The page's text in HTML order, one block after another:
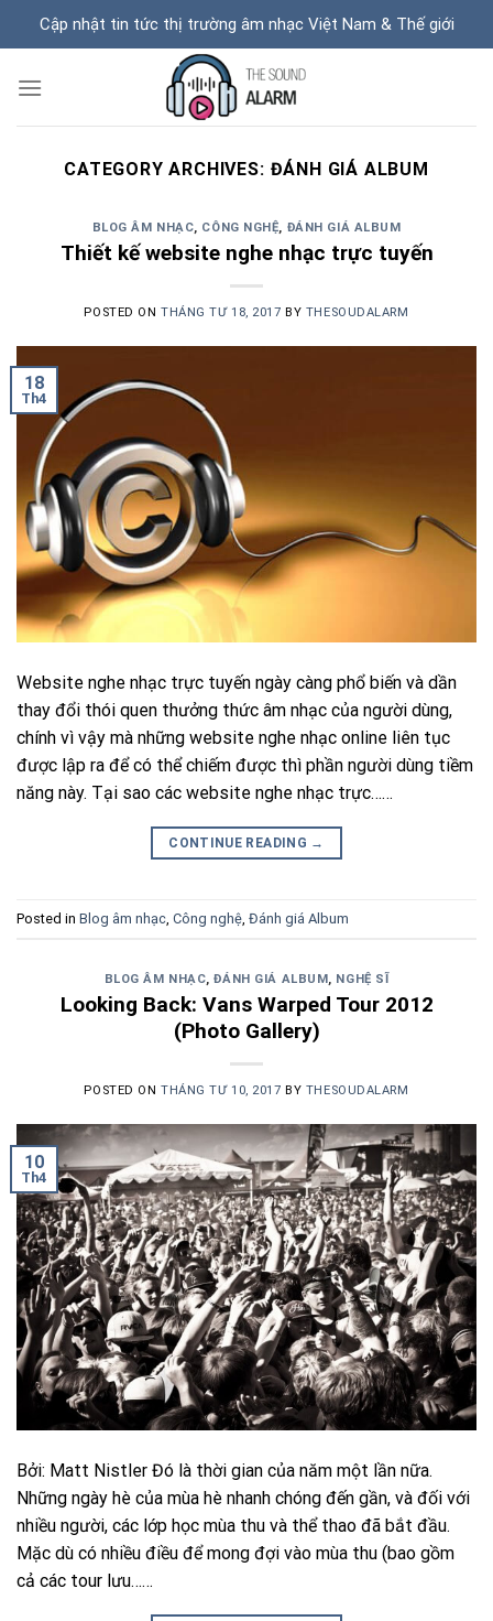
Cập nhật tin tức thị trường âm nhạc Việt Nam & Thế giới
CATEGORY ARCHIVES: ĐÁNH GIÁ ALBUM
BLOG ÂM NHẠC, CÔNG NGHỆ, ĐÁNH GIÁ ALBUM
Thiết kế website nghe nhạc trực tuyến
POSTED ONTHÁNG TƯ 18, 2017 BY THESOUDALARM
18
Th4
Website nghe nhạc trực tuyến ngày càng phổ biến và dần
thay đổi thói quen thưởng thức âm nhạc của người dùng,
chính vì vậy mà những website nghe nhạc online liên tục
được lập ra để có thể chiếm được thì phần người dùng tiềm
năng này. Tại sao các website nghe nhạc trực……
CONTINUE READING →
Posted in Blog âm nhạc Công nghệ Đánh giá Album
BLOG ÂM NHẠC,ĐÁNH GIÁ ALBUM , NGHỆ SĨ
Looking Back: Vans Warped Tour 2012
(Photo Gallery)
POSTED ONTHÁNG TƯ 10, 2017 BY THESOUDALARM
10
Th4
Bởi: Matt Nistler Đó là thời gian của năm một lần nữa.
Những ngày hè của mùa hè nhanh chóng đến gần, và đối với
nhiều người, các lớp học mùa thu và thể thao đã bắt đầu.
Mặc dù có nhiều điều để mong đợi vào mùa thu (bao gồm
cả các tour lưu……